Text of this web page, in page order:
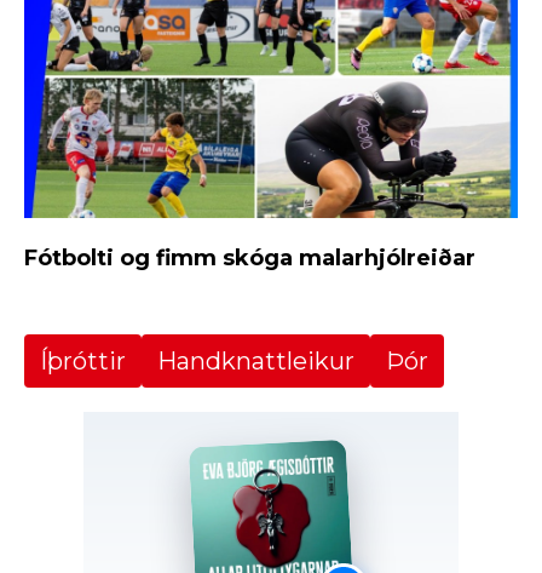
Fótbolti og fimm skóga malarhjólreiðar
Íþróttir Handknattleikur Þór